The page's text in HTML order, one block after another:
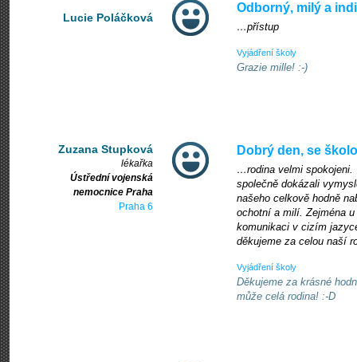
Lucie Poláčková
Odborný, milý a
…přístup
Vyjádření školy
Grazie mille! :-)
Zuzana Stupková
lékařka
Ústřední vojenská
nemocnice Praha
Praha 6
Dobrý den, se
…rodina velmi
společně dokázali
našeho celkově hodně
ochotní a milí. Zejména
komunikaci v cizím
děkujeme za celou naší
Vyjádření školy
Děkujeme za krásné
může celá rodina! :-D